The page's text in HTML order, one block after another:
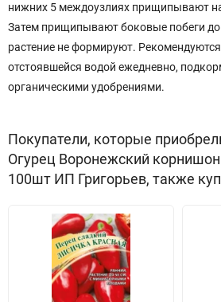
нижних 5 междоузлиях прищипывают
Затем прищипывают боковые побеги
растение не формируют.
отстоявшейся водой ежедневно,
органическими удобрениями.
Покупатели, которые
Огурец Воронежский
100шт ИП Григорьев, также